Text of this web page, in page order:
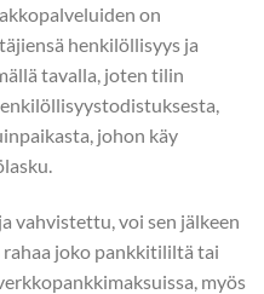
on
henkilöllisyys ja
tavalla, joten tilin
johon käy
vahvistettu, voi sen jälkeen
joko pankkitililtä tai
myös